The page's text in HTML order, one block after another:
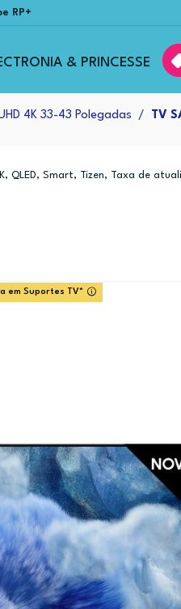
RP+
& PRINCESSE
4K 33-43 Polegadas TV
QLED, Smart, Tizen, Taxa de
em Suportes TV*